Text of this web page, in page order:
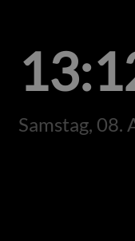
Samstag, 08.